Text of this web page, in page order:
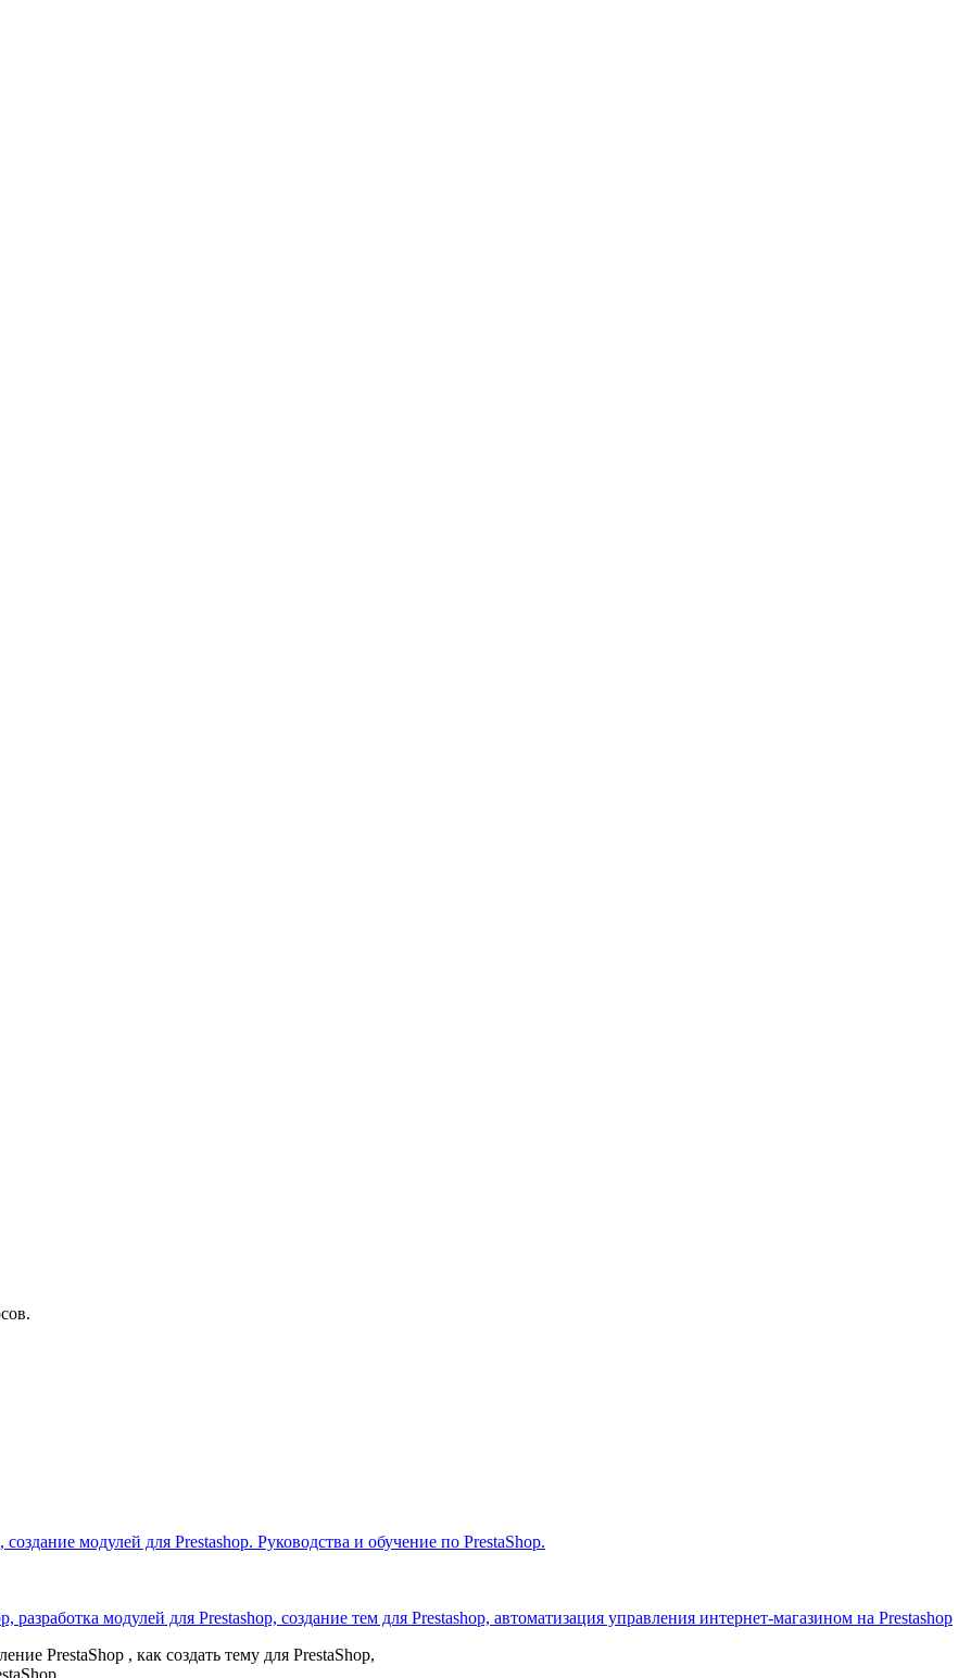
модулей для Prestashop. Руководства и обучение по PrestaShop.
модулей для Prestashop, создание тем для Prestashop, автоматизация управления интернет-магазином на Prestashop
PrestaShop , как создать тему для PrestaShop,